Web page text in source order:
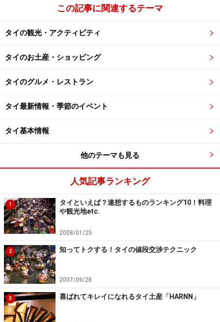
■ゲーン・マッサマン（イスラム風カレー）
す。砂糖やピーナッツがふんだんに使われているため甘
みが強く、辛い味が苦手な日本人には一番食べやすいカ
レーかもしれません。主な具は鶏肉。
■ゲーン・パネン
く具にカレーが絡まっている感じです。カレーというよ
りご飯によく合うおかずとして注文されることが多いの
※記事内容は執筆時点のものです。最新の内容をご確認くださ
い。
※海外を訪れる際には最新情報の入手に努め、「
ホームページ」を確認するなど、安全確保に十分注意を払ってく
ださい。
この記事に関連するテーマ
タイの観光・アクティビティ
タイのお土産・ショッピング
タイのグルメ・レストラン
タイ最新情報・季節のイベント
タイ基本情報
他のテーマも見る
人気記事ランキング
1
タイといえば？連想するものランキング10！料理
や観光地etc.
2008/01/25
2 知ってトクする！タイの値段交渉テクニック
2007/09/28
3 喜ばれてキレイになれるタイ土産「HARNN」